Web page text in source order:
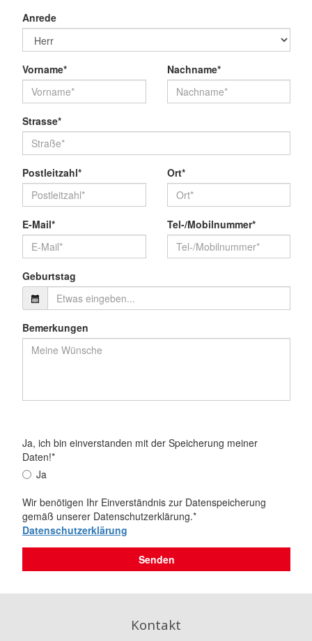
Kontakt